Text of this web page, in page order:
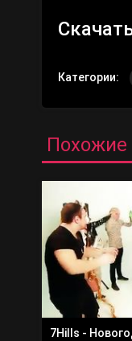
Категории:
7Hills -